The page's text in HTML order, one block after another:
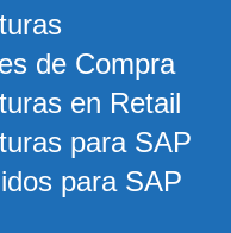
de Compra
en Retail
para SAP
para SAP